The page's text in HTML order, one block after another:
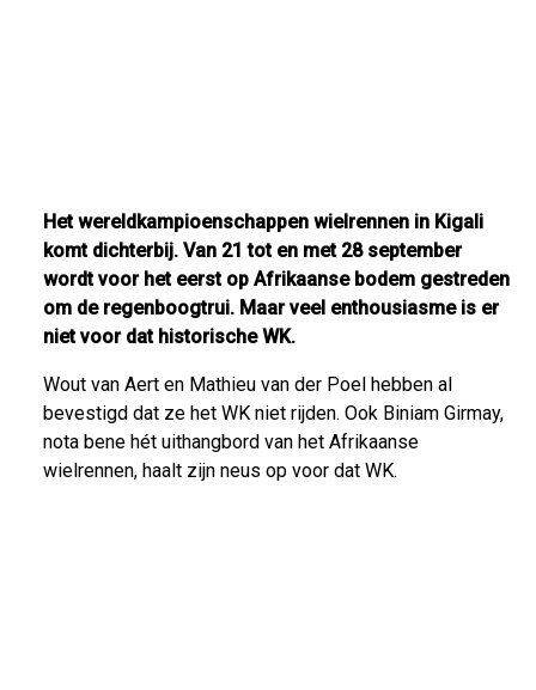
Het wereldkampioenschappen wielrennen in Kigali
komt dichterbij. Van 21 tot en met 28 september
wordt voor het eerst op Afrikaanse bodem gestreden
om de regenboogtrui. Maar veel enthousiasme is er
niet voor dat historische WK.
Wout van Aert en Mathieu van der Poel hebben al
bevestigd dat ze het WK niet rijden. Ook Biniam Girmay,
nota bene hét uithangbord van het Afrikaanse
wielrennen, haalt zijn neus op voor dat WK.